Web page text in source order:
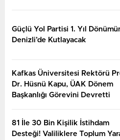
Güçlü Yol Partisi 1. Yıl
Denizli’de Kutlayacak
Kafkas Üniversitesi Rektörü
Dr. Hüsnü Kapu, ÜAK Dönem
Başkanlığı Görevini Devretti
81 İle 30 Bin Kişilik İstihdam
Desteği! Valiliklere Toplum